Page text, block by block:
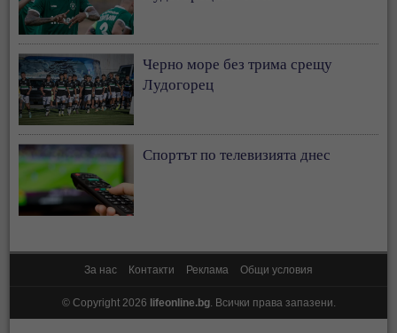
Черно море без трима срещу
Лудогорец
Спортът по телевизията днес
За нас Контакти Реклама Общи условия
© Copyright 2026 lifeonline.bg. Всички права запазени.